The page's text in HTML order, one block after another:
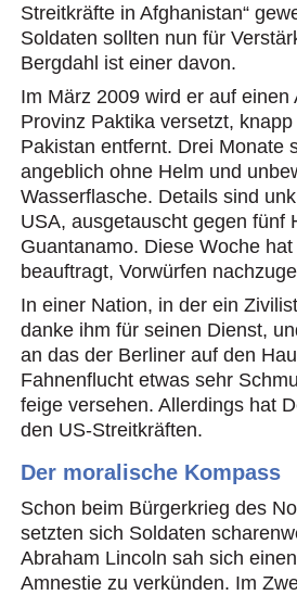
Streitkräfte in Afghanistan“
Soldaten sollten nun für
Bergdahl ist einer davon.
Im März 2009 wird er auf
Provinz Paktika versetzt,
Pakistan entfernt. Drei Monate
angeblich ohne Helm und
Wasserflasche. Details sind
USA, ausgetauscht gegen fünf
Guantanamo. Diese Woche
beauftragt, Vorwürfen
In einer Nation, in der ein
danke ihm für seinen Dienst,
an das der Berliner auf den
Fahnenflucht etwas sehr
feige versehen. Allerdings hat
den US-Streitkräften.
Der moralische Kompass
Schon beim Bürgerkrieg des
setzten sich Soldaten
Abraham Lincoln sah sich
Amnestie zu verkünden. Im